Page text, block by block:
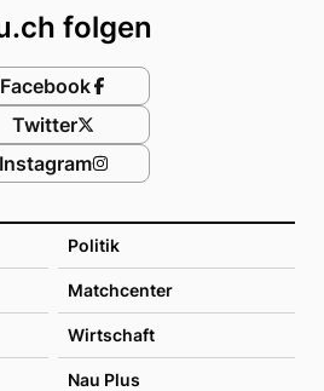
Politik
Matchcenter
Wirtschaft
Nau Plus
folgen
Facebook
Twitter
Instagram